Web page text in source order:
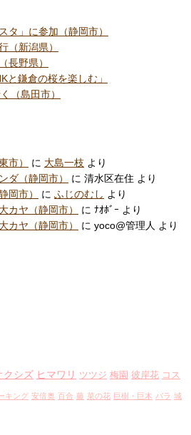
タ」に参加（静岡市）
（新潟県）
長野県）
と鎌倉の桜を楽しむ」
（島田市）
市） に 大島一枝 より
ダ（静岡市）
に 清水区在住 より
岡市）
に ふじのむし より
カヤ（静岡市）
に ﾅｵﾎﾞｰ より
カヤ（静岡市）
に yoco@管理人 より
クシズ ヒマワリ ツツジ 梅園 彼岸花 コス
キング 安倍奥 百合 藤 菜の花 巨樹・巨木 バラ 城